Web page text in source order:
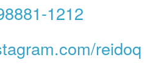
1212
reidoq